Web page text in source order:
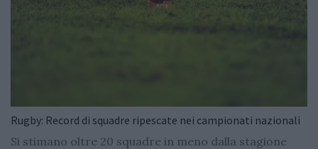
Rugby: Record di squadre ripescate nei campionati nazionali
Si stimano oltre 20 squadre in meno dalla stagione